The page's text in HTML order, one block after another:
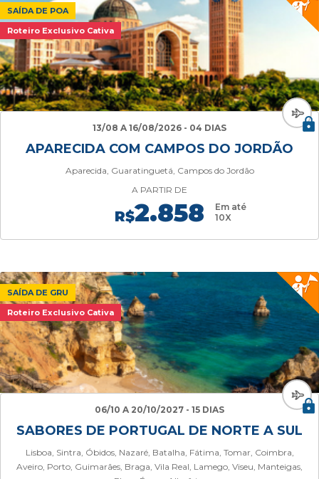
SAÍDA DE POA
Roteiro Exclusivo Cativa
13/08 A 16/08/2026 - 04 DIAS
APARECIDA COM CAMPOS DO JORDÃO
Aparecida, Guaratinguetá, Campos do Jordão
A PARTIR DE
R$2.858
Em até
10X
SAÍDA DE GRU
Roteiro Exclusivo Cativa
06/10 A 20/10/2027 - 15 DIAS
SABORES DE PORTUGAL DE NORTE A SUL
Lisboa, Sintra, Óbidos, Nazaré, Batalha, Fátima, Tomar, Coimbra,
Aveiro, Porto, Guimarães, Braga, Vila Real, Lamego, Viseu, Manteigas,